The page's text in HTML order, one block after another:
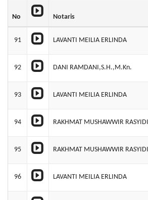
No Notaris
91 LAVANTI MEILIA ERLINDA
92 DANI RAMDANI,S.H.,M.Kn.
93 LAVANTI MEILIA ERLINDA
94 RAKHMAT MUSHAWWIR
95 RAKHMAT MUSHAWWIR
96 LAVANTI MEILIA ERLINDA